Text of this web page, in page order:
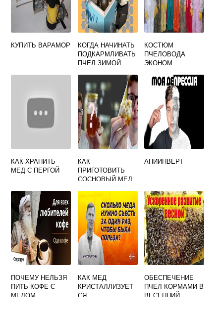
КУПИТЬ ВАРАМОР
КОГДА НАЧИНАТЬ
ПОДКАРМЛИВАТЬ
ПЧЕЛ ЗИМОЙ
КОСТЮМ
ПЧЕЛОВОДА
ЭКОНОМ
КАК ХРАНИТЬ
МЕД С ПЕРГОЙ
КАК
ПРИГОТОВИТЬ
СОСНОВЫЙ МЕД
АПИИНВЕРТ
ПОЧЕМУ НЕЛЬЗЯ
ПИТЬ КОФЕ С
МЕДОМ
КАК МЕД
КРИСТАЛЛИЗУЕТ
СЯ
ОБЕСПЕЧЕНИЕ
ПЧЕЛ КОРМАМИ В
ВЕСЕННИЙ